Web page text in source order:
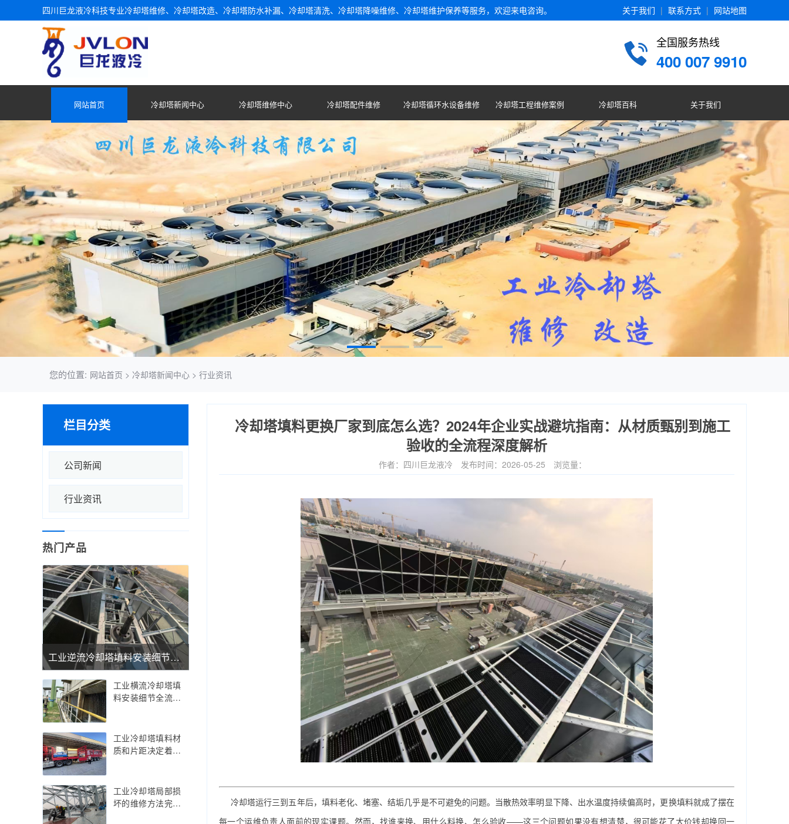
关于我们 | 联系方式 | 网站地图
四川巨龙液冷科技专业冷却塔维修、冷却塔改造、冷却塔防水补漏、冷却塔清洗、冷却塔降噪维修、冷却塔维护保养等服务，欢迎来电咨询。
全国服务热线
400 007 9910
网站首页 冷却塔新闻中心 冷却塔维修中心 冷却塔配件维修 冷却塔循环水设备维修 冷却塔工程维修案例 冷却塔百科 关于我们
您的位置: 网站首页 > 冷却塔新闻中心 > 行业资讯
栏目分类
公司新闻
行业资讯
热门产品
工业逆流冷却塔填料安装细节完全手册：从顶部挂装定位到底部自由悬挂的全流程技术要点，掌握这套垂直悬挂工艺让冷却塔换热效率提升15%以上
工业横流冷却塔填
料安装细节全流程
每一个步骤都不能
错
工业冷却塔填料材
质和片距决定着填
如何影响总费用，
帮您把每一分钱都
工业冷却塔局部损
坏的维修方法完全
冷却塔填料更换厂家到底怎么选？2024年企业实战避坑指南：从材质甄别到施工
验收的全流程深度解析
作者：四川巨龙液冷 发布时间：2026-05-25 浏览量：
冷却塔运行三到五年后，填料老化、堵塞、结垢几乎是不可避免的问题。当散热效率明显下降、出水温度持续偏高时，更换填料就成了摆在
每一个运维负责人面前的现实课题。然而，找谁来换、用什么料换、怎么验收——这三个问题如果没有想清楚，很可能花了大价钱却换回一